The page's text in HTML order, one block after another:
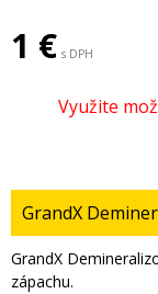
1 € s DPH
GrandX
GrandX
zápachu.